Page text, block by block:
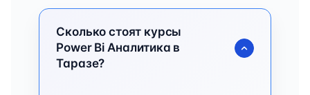
Сколько стоят курсы
Power Bi Аналитика в
Таразе?